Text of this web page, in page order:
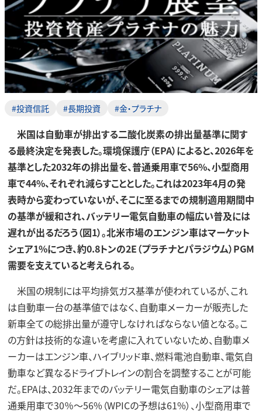
#投資信託 #長期投資 #金・プラチナ
米国は自動車が排出する二酸化炭素の排出量基準に関す
る最終決定を発表した。環境保護庁（EPA）によると、2026年を
基準とした2032年の排出量を、普通乗用車で56%、小型商用
車で44%、それぞれ減らすこととした。これは2023年4月の発
表時から変わっていないが、そこに至るまでの規制適用期間中
の基準が緩和され、バッテリー電気自動車の幅広い普及には
遅れが出るだろう（図1）。北米市場のエンジン車はマーケット
シェア1%につき、約0.8トンの2E（プラチナとパラジウム）PGM
需要を支えていると考えられる。
米国の規制には平均排気ガス基準が使われているが、これ
は自動車一台の基準値ではなく、自動車メーカーが販売した
新車全ての総排出量が遵守しなければならない値となる。こ
の方針は技術的な違いを考慮に入れていないため、自動車メ
ーカーはエンジン車、ハイブリッド車、燃料電池自動車、電気自
動車など異なるドライブトレインの割合を調整することが可能
だ。EPAは、2032年までのバッテリー電気自動車のシェアは普
通乗用車で30％〜56%（WPICの予想は61%）、小型商用車で